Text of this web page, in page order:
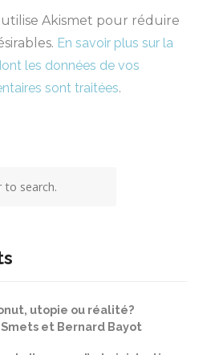
utilise Akismet pour réduire
En savoir plus sur la
les données de vos
sont traitées.
utopie ou réalité?
et Bernard Bayot